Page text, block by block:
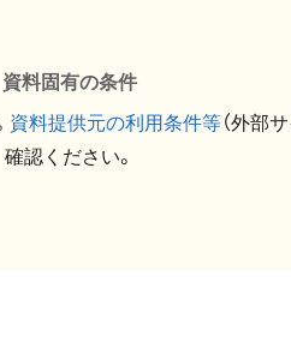
資料固有の条件
資料提供元の利用条件等（外部
確認ください。